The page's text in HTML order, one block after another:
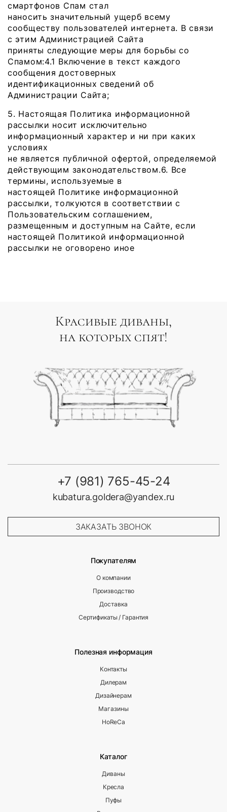
смартфонов Спам стал
наносить значительный ущерб всему
сообществу пользователей интернета. В связи
с этим Администрацией Сайта
приняты следующие меры для борьбы со
Спамом:4.1 Включение в текст каждого
сообщения достоверных
идентификационных сведений об
Администрации Сайта;
5. Настоящая Политика информационной
рассылки носит исключительно
информационный характер и ни при каких
условиях
не является публичной офертой, определяемой
действующим законодательством.6. Все
термины, используемые в
настоящей Политике информационной
рассылки, толкуются в соответствии с
Пользовательским соглашением,
размещенным и доступным на Сайте, если
настоящей Политикой информационной
рассылки не оговорено иное
Красивые диваны,
на которых спят!
Покупателям
О компании
Производство
Доставка
Сертификаты / Гарантия
Полезная информация
Контакты
Дилерам
Дизайнерам
Магазины
HoReCa
Каталог
Диваны
Кресла
Пуфы
+7 (981) 765-45-24
kubatura.goldera@yandex.ru
ЗАКАЗАТЬ ЗВОНОК